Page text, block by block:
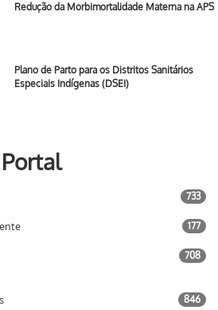
Redução da Morbimortalidade Materna na APS
Plano de Parto para os Distritos Sanitários
Especiais Indígenas (DSEI)
733
177
708
846